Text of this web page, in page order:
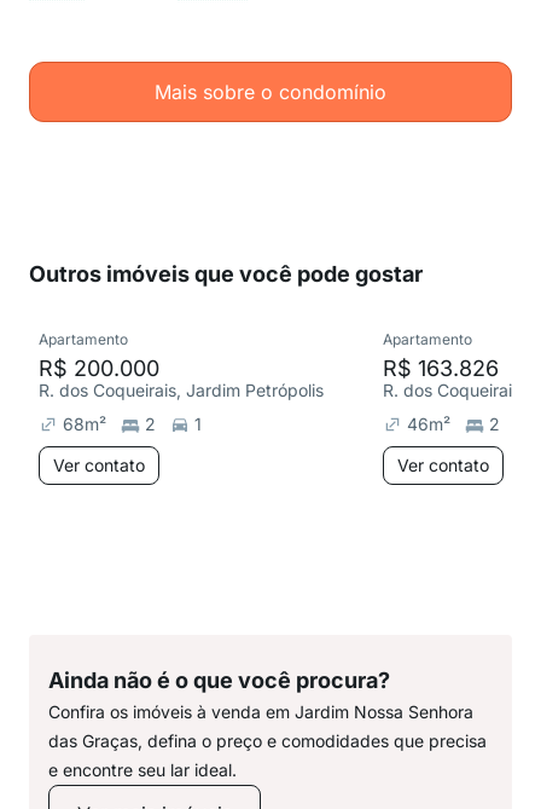
Mais sobre o condomínio
Outros imóveis que você pode gostar
Apartamento
R$ 200.000
R. dos Coqueirais, Jardim Petrópolis
68m² 2
1
Ver contato
Apartamento
R$ 163.826
R. dos Coqueirais,
46m² 2
Ver contato
Ainda não é o que você procura?
Confira os imóveis à venda em Jardim Nossa Senhora
das Graças, defina o preço e comodidades que precisa
e encontre seu lar ideal.